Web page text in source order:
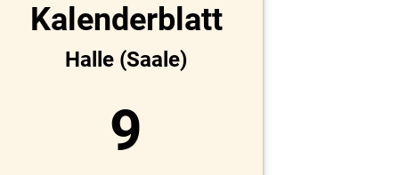
Kalenderblatt
Halle (Saale)
9